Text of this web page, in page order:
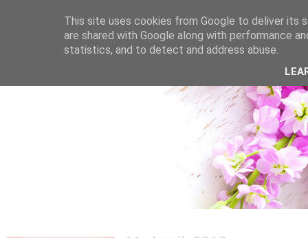
ÜBER MICH KOOPERATION TORTEN / KUCHEN /
This site uses cookies from Google to deliver its
are shared with Google along with performance
statistics, and to detect and address abuse.